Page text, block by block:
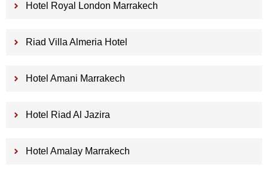
Hotel Royal London Marrakech
Riad Villa Almeria Hotel
Hotel Amani Marrakech
Hotel Riad Al Jazira
Hotel Amalay Marrakech